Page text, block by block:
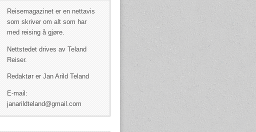
Reisemagazinet er en nettavis
som skriver om alt som har
med reising å gjøre.
Nettstedet drives av Teland
Reiser.
Redaktør er Jan Arild Teland
E-mail:
janarildteland@gmail.com